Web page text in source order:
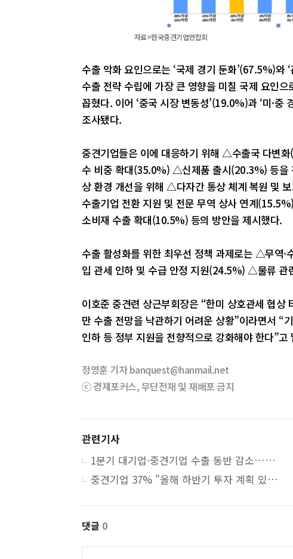
자료=한국중견기업연합회
수출 악화 요인으로는 ‘국제 경기 둔화’(67.5%)와
수출 전략 수립에 가장 큰 영향을 미칠 국제 요인
꼽혔다. 이어 ‘중국 시장 변동성’(19.0%)과 ‘미·
조사됐다.
중견기업들은 이에 대응하기 위해 △수출국 다
수 비중 확대(35.0%) △신제품 출시(20.3%) 등을
상 환경 개선을 위해 △다자간 통상 체계 복원 및
수출기업 전환 지원 및 전문 무역 상사 연계
소비재 수출 확대(10.5%) 등의 방안을 제시했다.
수출 활성화를 위한 최우선 정책 과제로는 △무역
입 관세 인하 및 수급 안정 지원(24.5%) △물류 관
이호준 중견련 상근부회장은 “한미 상호관세 협상
만 수출 전망을 낙관하기 어려운 상황”이라면서 “
인하 등 정부 지원을 전향적으로 강화해야 한다”고
정영훈 기자 banquest@hanmail.net
ⓒ 경제포커스, 무단전재 및 재배포 금지
관련기사
1분기 대기업·중견기업 수출 동반 감소…소기업은 증가세
중견기업 37% "올해 하반기 투자 계획 있어"…작년보다 12%P 증가
댓글 0